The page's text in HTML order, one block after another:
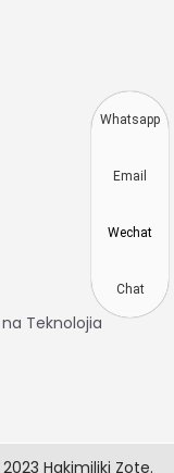
Teknolojia
Hakimiliki Zote.
Whatsapp
Email
Wechat
Chat